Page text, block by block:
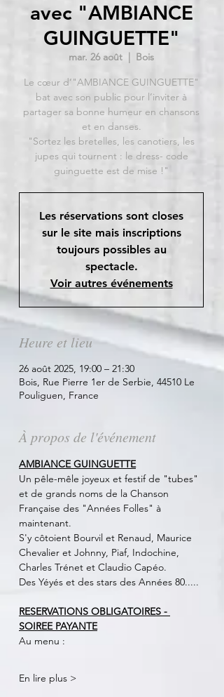
avec "AMBIANCE
GUINGUETTE"
mar. 26 août
  |
Bois
Le cœur d’"AMBIANCE GUINGUETTE"
bat avec son public pour l’inviter à
partager sa bonne humeur en chansons
et en danses.
"Sortez les bretelles, les canotiers, les
jupes qui tournent : le dress- code
guinguette est de mise !"
Les réservations sont closes
sur le site mais inscriptions
toujours possibles au
spectacle.
Voir autres événements
Heure et lieu
26 août 2025, 19:00 – 21:30
Bois, Rue Pierre 1er de Serbie, 44510 Le
Pouliguen, France
À propos de l'événement
AMBIANCE GUINGUETTE
Un pêle-mêle joyeux et festif de "tubes"
et de grands noms de la Chanson
Française des "Années Folles" à
maintenant.
S'y côtoient Bourvil et Renaud, Maurice
Chevalier et Johnny, Piaf, Indochine,
Charles Trénet et Claudio Capéo.
Des Yéyés et des stars des Années 80.....
RESERVATIONS OBLIGATOIRES -
SOIREE PAYANTE
Au menu :
En lire plus >